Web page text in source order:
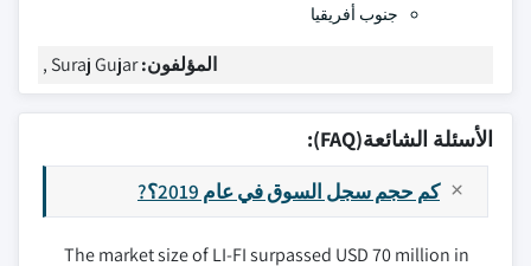
جنوب أفريقيا
المؤلفون:Suraj Gujar ,
الأسئلة الشائعة(FAQ):
كم حجم سجل السوق في عام 2019؟?
The market size of LI-FI surpassed USD 70 million in